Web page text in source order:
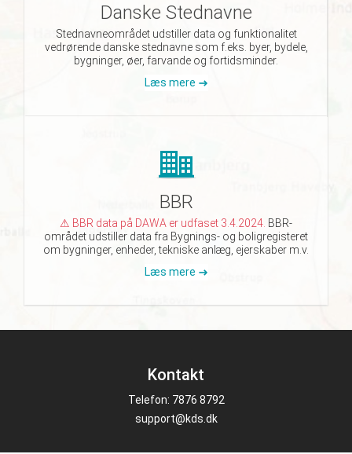
Danske Stednavne
Stednavneområdet udstiller data og funktionalitet
vedrørende danske stednavne som f.eks. byer, bydele,
bygninger, øer, farvande og fortidsminder.
Læs mere
BBR
⚠ BBR data på DAWA er udfaset 3.4.2024. BBR-
området udstiller data fra Bygnings- og boligregisteret
om bygninger, enheder, tekniske anlæg, ejerskaber m.v.
Læs mere
Kontakt
Telefon: 7876 8792
support@kds.dk